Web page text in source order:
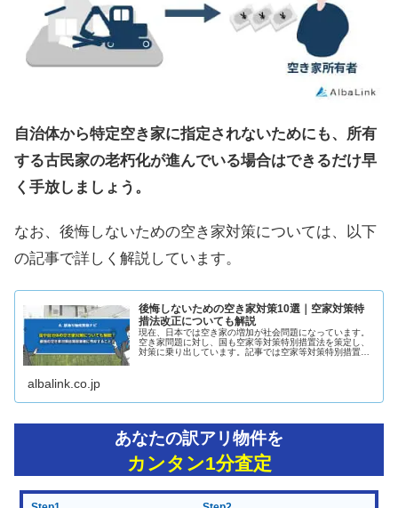
自治体から特定空き家に指定されないためにも、所有
する古民家の老朽化が進んでいる場合はできるだけ早
く手放しましょう。
なお、後悔しないための空き家対策については、以下
の記事で詳しく解説しています。
後悔しないための空き家対策10選｜空家対策特
措法改正についても解説
現在、日本では空き家の増加が社会問題になっています。
空き家問題に対し、国も空家等対策特別措置法を策定し、
対策に乗り出しています。記事では空家等対策特別措置法
albalink.co.jp
あなたの訳アリ物件を
カンタン1分査定